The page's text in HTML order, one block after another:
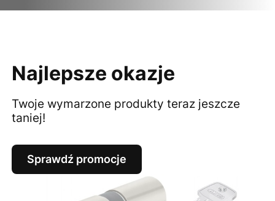
Najlepsze okazje
Twoje wymarzone produkty teraz jeszcze
taniej!
Sprawdź promocje